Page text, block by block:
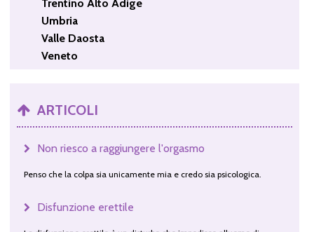
Trentino Alto Adige
Umbria
Valle Daosta
Veneto
ARTICOLI
Non riesco a raggiungere l'orgasmo
Penso che la colpa sia unicamente mia e credo sia psicologica.
Disfunzione erettile